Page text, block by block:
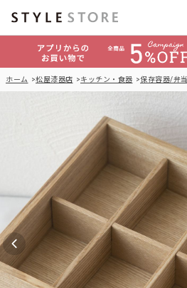
ホーム 松屋漆器店 キッチン・食器 保存容器/弁